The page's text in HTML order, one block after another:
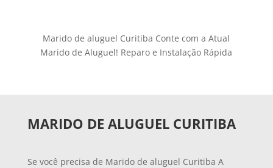
Marido de aluguel Curitiba Conte com a Atual
Marido de Aluguel! Reparo e Instalação Rápida
MARIDO DE ALUGUEL CURITIBA
Se você precisa de Marido de aluguel Curitiba A